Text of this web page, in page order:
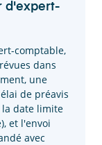
d'expert-
comptable,
dans
une
de préavis
la date limite
et l'envoi
avec